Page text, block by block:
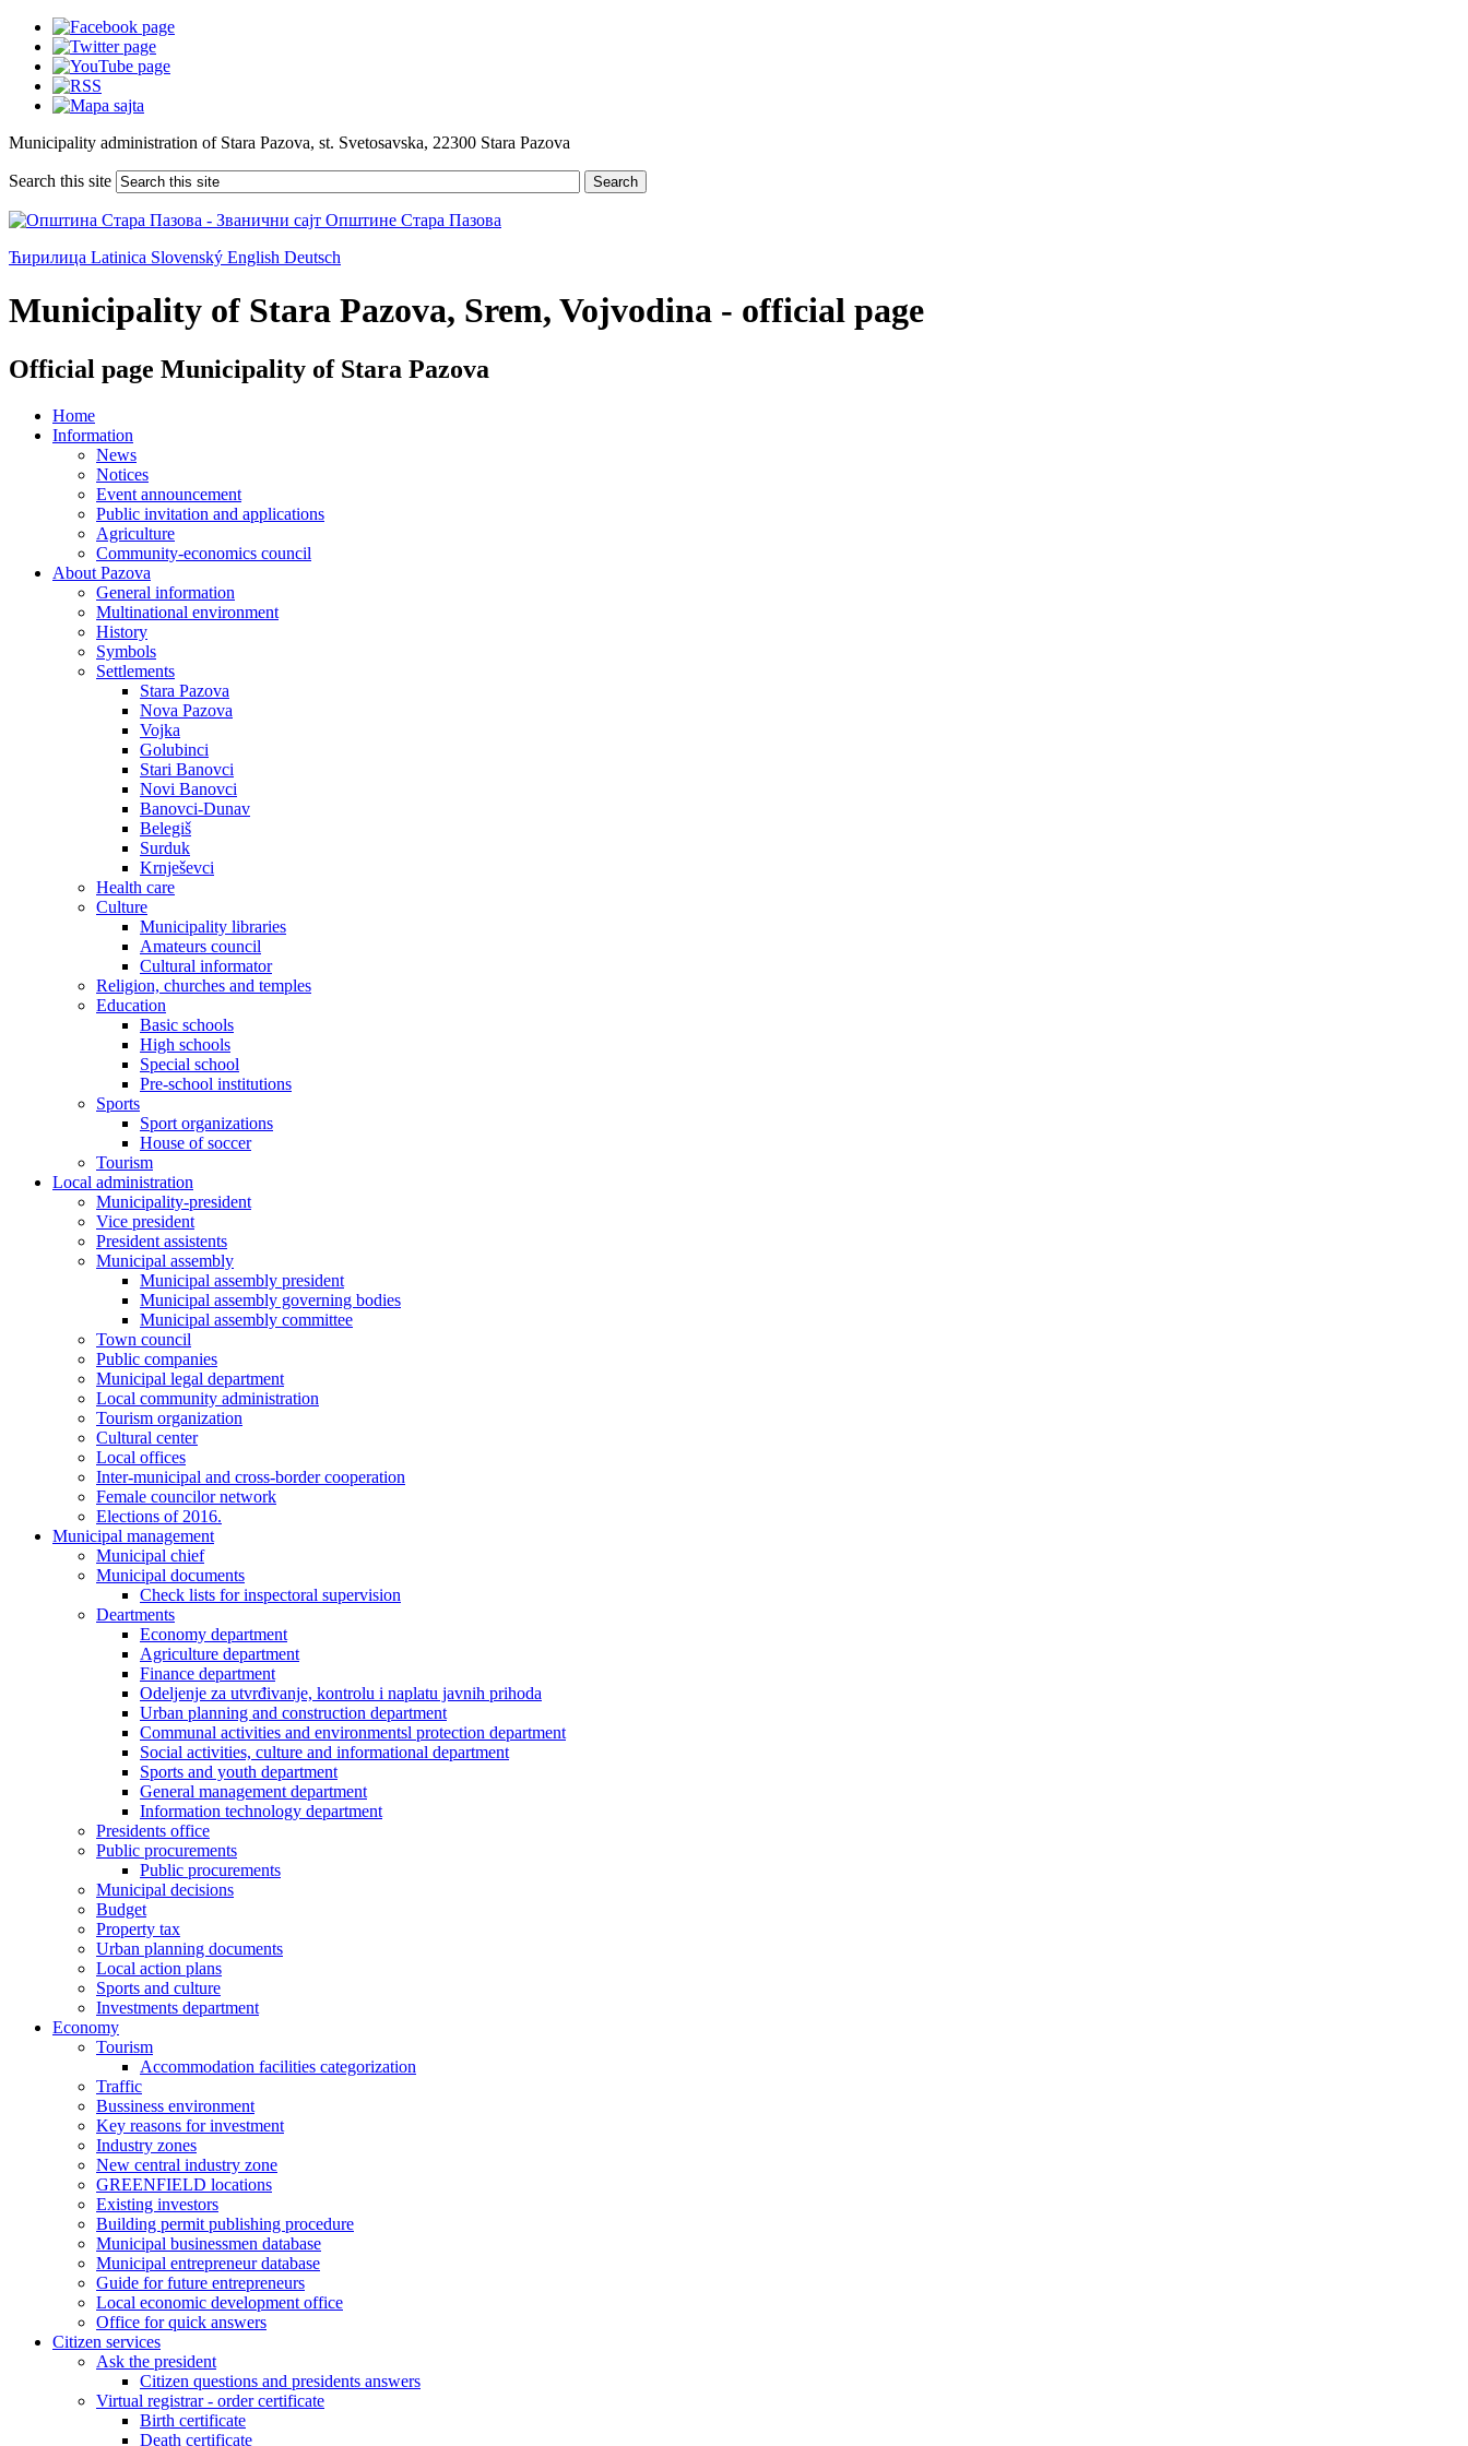
Municipality administration of Stara Pazova, st. Svetosavska, 22300 Stara Pazova
Search this site Search
Ћирилица Latinica Slovenský English Deutsch
Municipality of Stara Pazova, Srem, Vojvodina - official page
Official page Municipality of Stara Pazova
Home
Information
News
Notices
Event announcement
Public invitation and applications
Agriculture
Community-economics council
About Pazova
General information
Multinational environment
History
Symbols
Settlements
Stara Pazova
Nova Pazova
Vojka
Golubinci
Stari Banovci
Novi Banovci
Banovci-Dunav
Belegiš
Surduk
Krnješevci
Health care
Culture
Municipality libraries
Amateurs council
Cultural informator
Religion, churches and temples
Education
Basic schools
High schools
Special school
Pre-school institutions
Sports
Sport organizations
House of soccer
Tourism
Local administration
Municipality-president
Vice president
President assistents
Municipal assembly
Municipal assembly president
Municipal assembly governing bodies
Municipal assembly committee
Town council
Public companies
Municipal legal department
Local community administration
Tourism organization
Cultural center
Local offices
Inter-municipal and cross-border cooperation
Female councilor network
Elections of 2016.
Municipal management
Municipal chief
Municipal documents
Check lists for inspectoral supervision
Deartments
Economy department
Agriculture department
Finance department
Odeljenje za utvrđivanje, kontrolu i naplatu javnih prihoda
Urban planning and construction department
Communal activities and environmentsl protection department
Social activities, culture and informational department
Sports and youth department
General management department
Information technology department
Presidents office
Public procurements
Public procurements
Municipal decisions
Budget
Property tax
Urban planning documents
Local action plans
Sports and culture
Investments department
Economy
Tourism
Accommodation facilities categorization
Traffic
Bussiness environment
Key reasons for investment
Industry zones
New central industry zone
GREENFIELD locations
Existing investors
Building permit publishing procedure
Municipal businessmen database
Municipal entrepreneur database
Guide for future entrepreneurs
Local economic development office
Office for quick answers
Citizen services
Ask the president
Citizen questions and presidents answers
Virtual registrar - order certificate
Birth certificate
Death certificate